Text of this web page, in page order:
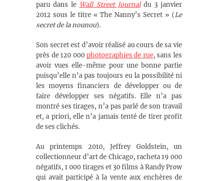
paru dans le Wall Street Journaldu 3 janvier
2012 sous le titre « The Nanny’s Secret » (Le
secret de la nounou).
Son secret est d’avoir réalisé au cours de sa vie
près de 120 000 photographies de rue, sans les
avoir vues elle-même pour une bonne partie
puisqu’elle n’a pas toujours eu la possibilité ni
les moyens financiers de développer ou de
faire développer ses négatifs. Elle n’a pas
montré ses tirages, n’a pas parlé de son travail
et, a priori, elle n’a jamais tenté de tirer profit
de ses clichés.
Au printemps 2010, Jeffrey Goldstein, un
collectionneur d’art de Chicago, racheta 19 000
négatifs, 1 000 tirages et 30 films à Randy Prow
qui avait participé à la vente aux enchères de